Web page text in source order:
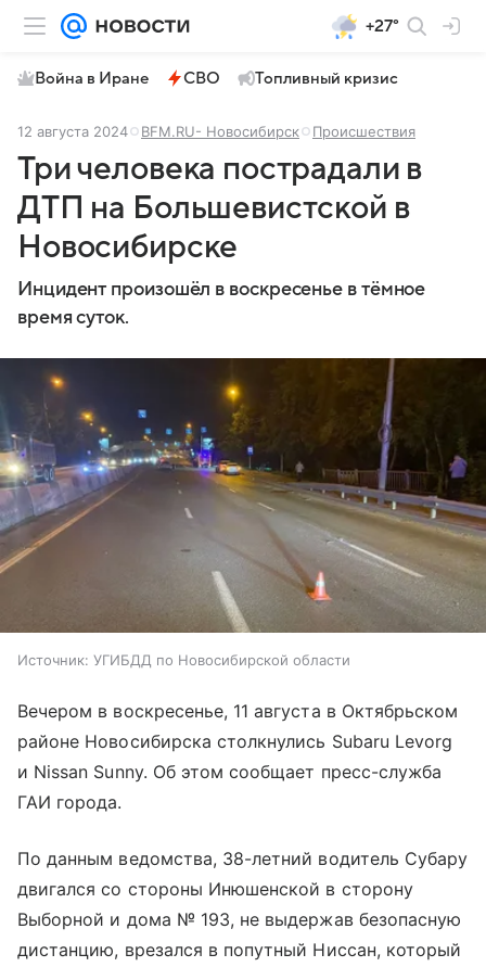
+27°
Война в Иране СВО Топливный кризис
12 августа 2024 BFM.RU- Новосибирск Происшествия
Три человека пострадали в
ДТП на Большевистской в
Новосибирске
Инцидент произошёл в воскресенье в тёмное
время суток.
Источник: УГИБДД по Новосибирской области
Вечером в воскресенье, 11 августа в Октябрьском
районе Новосибирска столкнулись Subaru Levorg
и Nissan Sunny. Об этом сообщает пресс-служба
ГАИ города.
По данным ведомства, 38-летний водитель Субару
двигался со стороны Инюшенской в сторону
Выборной и дома № 193, не выдержав безопасную
дистанцию, врезался в попутный Ниссан, который